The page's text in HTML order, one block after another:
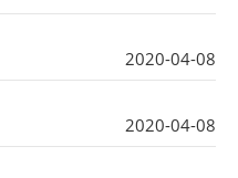
2020-04-08
2020-04-08